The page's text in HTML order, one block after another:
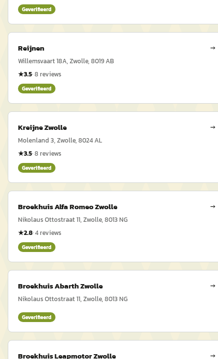
Geverifieerd
Reijnen →
Willemsvaart 18A, Zwolle, 8019 AB
★3.5·8 reviews
Geverifieerd
Kreijne Zwolle →
Molenland 3, Zwolle, 8024 AL
★3.5·8 reviews
Geverifieerd
Broekhuis Alfa Romeo Zwolle →
Nikolaus Ottostraat 11, Zwolle, 8013 NG
★2.8·4reviews
Geverifieerd
Broekhuis Abarth Zwolle →
Nikolaus Ottostraat 11, Zwolle, 8013 NG
Geverifieerd
Broekhuis Leapmotor Zwolle →